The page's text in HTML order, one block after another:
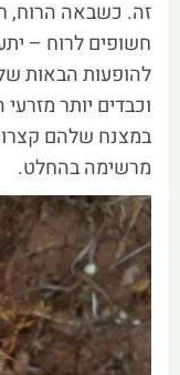
זה. כשבאה הרוח,
חשופים לרוח –
להופעות הבאות
וכבדים יותר
במצנח שלהם
מרשימה בהחלט.